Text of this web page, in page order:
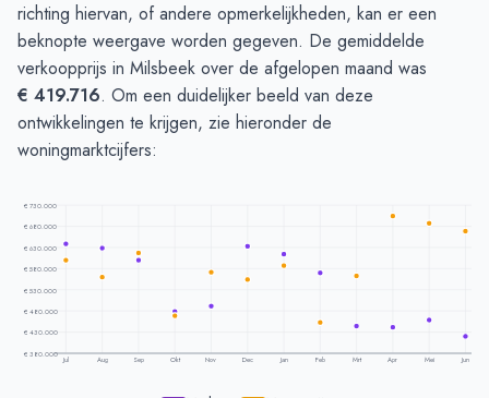
richting hiervan, of andere opmerkelijkheden, kan er een
beknopte weergave worden gegeven. De gemiddelde
verkoopprijs in Milsbeek over de afgelopen maand was
€ 419.716. Om een duidelijker beeld van deze
ontwikkelingen te krijgen, zie hieronder de
woningmarktcijfers:
€ 730.000
€ 680.000
€ 630.000
€ 580.000
€ 530.000
€ 480.000
€ 430.000
€ 380.000
Jul Aug Sep Okt Nov Dec Jan Feb Mrt Apr Mei Jun